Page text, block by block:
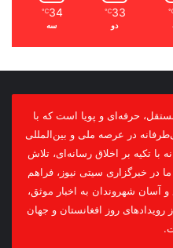
33
℃
دو
34
℃
سه
حرفه‌ای و پویا است که با
در عرصه ملی و بین‌المللی
با تکیه بر اخلاق رسانه‌ای، تلاش
در خبرگزاری سیتی نیوز، فراهم
شهروندان به اخبار موثق،
روز افغانستان و جهان